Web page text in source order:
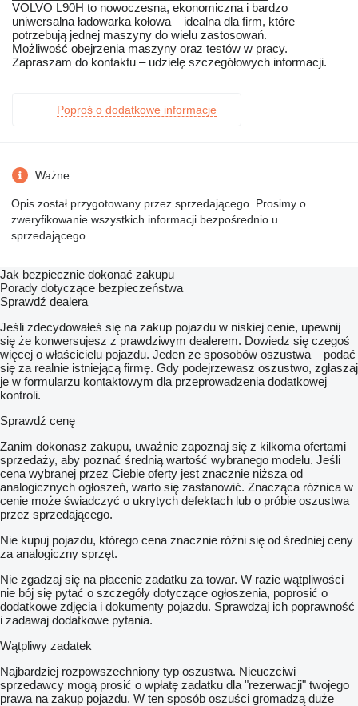
VOLVO L90H to nowoczesna, ekonomiczna i bardzo
uniwersalna ładowarka kołowa – idealna dla firm, które
potrzebują jednej maszyny do wielu zastosowań.
Możliwość obejrzenia maszyny oraz testów w pracy.
Zapraszam do kontaktu – udzielę szczegółowych informacji.
Poproś o dodatkowe informacje
Ważne
Opis został przygotowany przez sprzedającego. Prosimy o
zweryfikowanie wszystkich informacji bezpośrednio u
sprzedającego.
Jak bezpiecznie dokonać zakupu
Porady dotyczące bezpieczeństwa
Sprawdź dealera
Jeśli zdecydowałeś się na zakup pojazdu w niskiej cenie, upewnij
się że konwersujesz z prawdziwym dealerem. Dowiedz się czegoś
więcej o właścicielu pojazdu. Jeden ze sposobów oszustwa – podać
się za realnie istniejącą firmę. Gdy podejrzewasz oszustwo, zgłaszaj
je w formularzu kontaktowym dla przeprowadzenia dodatkowej
kontroli.
Sprawdź cenę
Zanim dokonasz zakupu, uważnie zapoznaj się z kilkoma ofertami
sprzedaży, aby poznać średnią wartość wybranego modelu. Jeśli
cena wybranej przez Ciebie oferty jest znacznie niższa od
analogicznych ogłoszeń, warto się zastanowić. Znacząca różnica w
cenie może świadczyć o ukrytych defektach lub o próbie oszustwa
przez sprzedającego.
Nie kupuj pojazdu, którego cena znacznie różni się od średniej ceny
za analogiczny sprzęt.
Nie zgadzaj się na płacenie zadatku za towar. W razie wątpliwości
nie bój się pytać o szczegóły dotyczące ogłoszenia, poprosić o
dodatkowe zdjęcia i dokumenty pojazdu. Sprawdzaj ich poprawność
i zadawaj dodatkowe pytania.
Wątpliwy zadatek
Najbardziej rozpowszechniony typ oszustwa. Nieuczciwi
sprzedawcy mogą prosić o wpłatę zadatku dla "rezerwacji" twojego
prawa na zakup pojazdu. W ten sposób oszuści gromadzą duże